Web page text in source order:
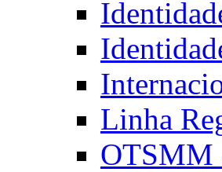
Linha
OTSMM